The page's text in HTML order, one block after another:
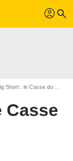
profil search
Short : le Casse du siècle
Casse